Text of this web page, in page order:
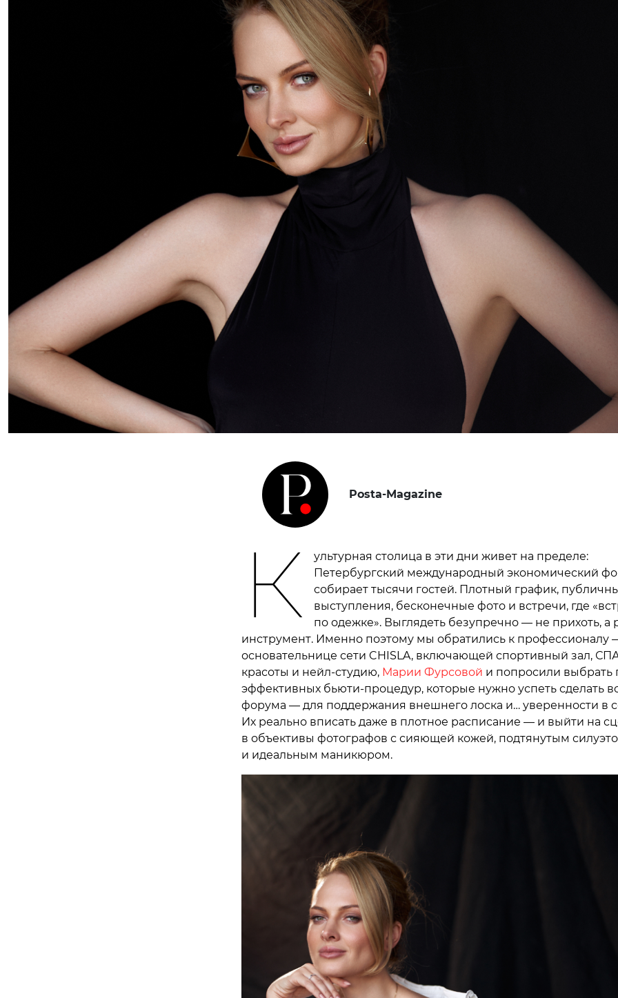
Posta-Magazine
К
ультурная столица в эти дни живет на пределе:
Петербургский международный экономический
собирает тысячи гостей. Плотный график,
выступления, бесконечные фото и встречи, где
по одежке». Выглядеть безупречно — не прихоть, а
инструмент. Именно поэтому мы обратились к профессионалу
основательнице сети CHISLA, включающей спортивный зал,
красоты и нейл-студию, Марии Фурсовой и попросили выбрать
эффективных бьюти-процедур, которые нужно успеть сделать
форума — для поддержания внешнего лоска и… уверенности в
Их реально вписать даже в плотное расписание — и выйти на
в объективы фотографов с сияющей кожей, подтянутым
и идеальным маникюром.